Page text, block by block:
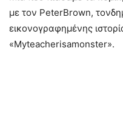
με τον PeterBrown,
εικονογραφημένης
«Myteacherisamonster».